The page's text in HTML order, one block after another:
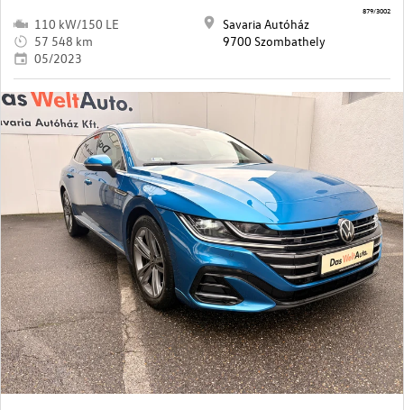
110 kW/150 LE
57 548 km
05/2023
Savaria Autóház
9700 Szombathely
879/3002